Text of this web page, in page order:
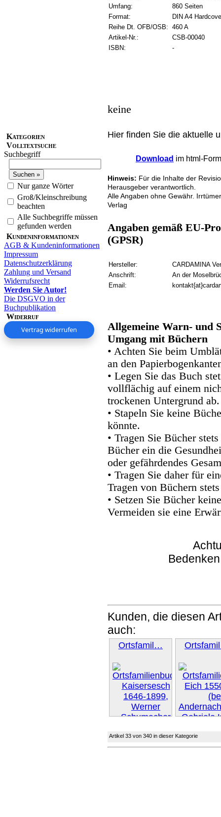
Kategorien
Volltextsuche
Suchbegriff
Nur ganze Wörter
Groß/Kleinschreibung
beachten
Alle Suchbegriffe müssen
gefunden werden
Kundeninformationen
AGB & Kundeninformationen
Impressum
Datenschutzerklärung
Zahlung und Versand
Widerrufsrecht
Werden Sie Autor!
Die DSGVO in der
Buchpublikation
Widerruf
Vertrag widerrufen
Umfang:
860 Seiten
Format:
DIN A4
Reihe Dt. OFB/OSB: 460 A
Artikel-Nr.:
CSB-00040
ISBN:
-
keine
Hier finden Sie die aktuelle
Download im html-
Hinweis: Für die Inhalte der
Herausgeber verantwortlich.
Alle Angaben ohne Gewähr.
Verlag
Angaben gemäß EU-
(GPSR)
Hersteller:
CARDAMINA
Anschrift:
An der
Email:
Allgemeine Warn- und
Umgang mit Büchern
• Achten Sie beim
an den
• Legen Sie das Buch
vollflächig auf einem
trockenen Untergrund ab.
• Stapeln Sie keine
könnte.
• Tragen Sie Bücher
Bücher ein die
oder gefährdendes
• Tragen Sie daher für
Tragen von Büchern
• Setzen Sie Bücher
Vermeiden sie eine
Kunden, die diesen
auch:
Ortsfamil…
Artikel 33 von 340 in dieser Kategorie